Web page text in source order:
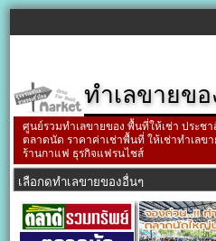
ทำเลขายขอ
ศูนย์รวมทำเลขายของ พื้นที่ให้เช่า ประช
ตลาดนัด ราคาค่าเช่าพื้นที่ ให้เช่าทำเลข
ร้านกาแฟ ธุรกิจแฟรนไชส์